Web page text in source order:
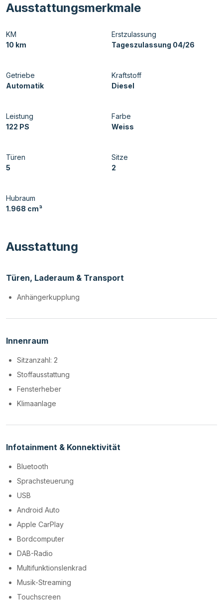
Ausstattungsmerkmale
KM
10 km
Erstzulassung
Tageszulassung 04/26
Getriebe
Automatik
Kraftstoff
Diesel
Leistung
122 PS
Farbe
Weiss
Türen
5
Sitze
2
Hubraum
1.968 cm³
Ausstattung
Türen, Laderaum & Transport
Anhängerkupplung
Innenraum
Sitzanzahl: 2
Stoffausstattung
Fensterheber
Klimaanlage
Infotainment & Konnektivität
Bluetooth
Sprachsteuerung
USB
Android Auto
Apple CarPlay
Bordcomputer
DAB-Radio
Multifunktionslenkrad
Musik-Streaming
Touchscreen